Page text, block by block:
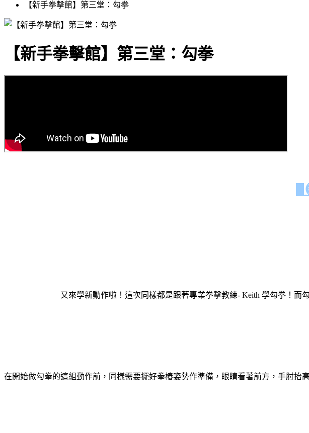
【新手拳擊館】第三堂：勾拳
【新手拳擊館】第三堂：勾拳
又來學新動作啦！這次同樣都是跟著專業拳擊教練- Keith 學勾拳！而
在開始做勾拳的這組動作前，同樣需要擺好拳樁姿勢作準備，眼睛看著前方，手肘